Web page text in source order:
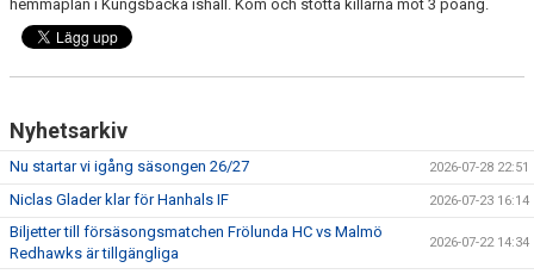
hemmaplan i Kungsbacka ishall. Kom och stötta killarna mot 3 poäng.
Nyhetsarkiv
Nu startar vi igång säsongen 26/27 2026-07-28 22:51
Niclas Glader klar för Hanhals IF 2026-07-23 16:14
Biljetter till försäsongsmatchen Frölunda HC vs Malmö
Redhawks är tillgängliga
2026-07-22 14:34